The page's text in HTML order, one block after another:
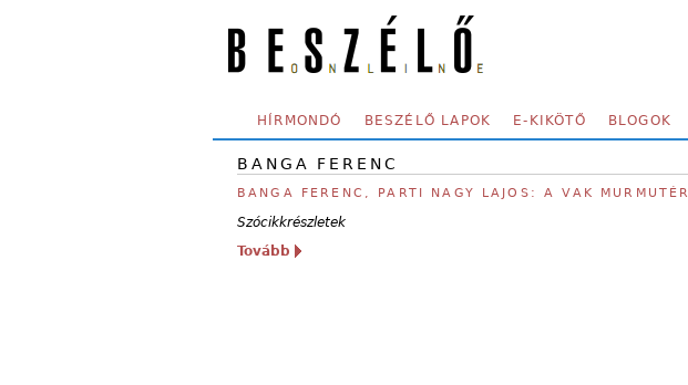
SECONDARY MENU
HÍRMONDÓ BESZÉLŐ LAPOK E-KIKÖTŐ BLOGOK
BANGA FERENC
BANGA FERENC, PARTI NAGY LAJOS: A VAK MURMUTÉR
Szócikkrészletek
Tovább